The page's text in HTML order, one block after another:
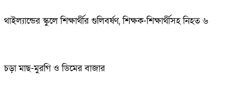
থাইল্যান্ডের স্কুলে শিক্ষার্থীর গুলিবর্ষণ, শিক্ষক-শিক্ষার্থীসহ নিহত ৬
চড়া মাছ-মুরগি ও ডিমের বাজার